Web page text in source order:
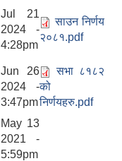
Jul 21
2024 -
4:28pm
साउन निर्णय
२०८१.pdf
Jun 26
2024 -
3:47pm
सभा ८१८२
को
निर्णयहरु.pdf
May 13
2021 -
5:59pm